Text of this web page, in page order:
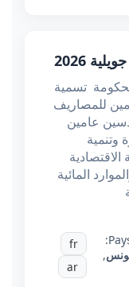
تسمية
للمصاريف
عامين
وتنمية
المائية
,
fr
ar